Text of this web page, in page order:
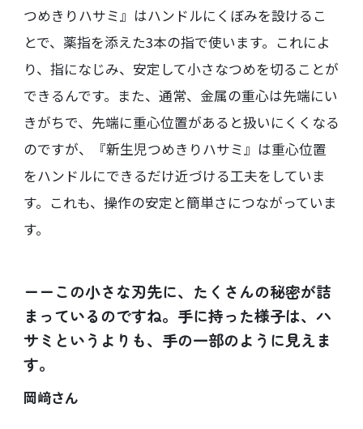
つめきりハサミ』はハンドルにくぼみを設けるこ
とで、薬指を添えた3本の指で使います。これによ
り、指になじみ、安定して小さなつめを切ることが
できるんです。また、通常、金属の重心は先端にい
きがちで、先端に重心位置があると扱いにくくなる
のですが、『新生児つめきりハサミ』は重心位置
をハンドルにできるだけ近づける工夫をしていま
す。これも、操作の安定と簡単さにつながっていま
す。
ーーこの小さな刃先に、たくさんの秘密が詰
まっているのですね。手に持った様子は、ハ
サミというよりも、手の一部のように見えま
す。
岡﨑さん